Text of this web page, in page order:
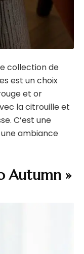
collection de
est un choix
et or
la citrouille et
C’est une
ambiance
Autumn »